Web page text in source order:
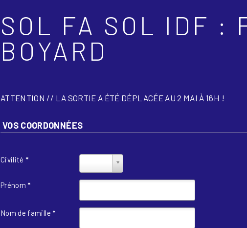
SOL FA SOL IDF :
BOYARD
ATTENTION // LA SORTIE A ÉTÉ DÉPLACÉE AU 2 MAI À 16H !
VOS COORDONNÉES
Civilité *
*
Prénom *
Nom de famille *